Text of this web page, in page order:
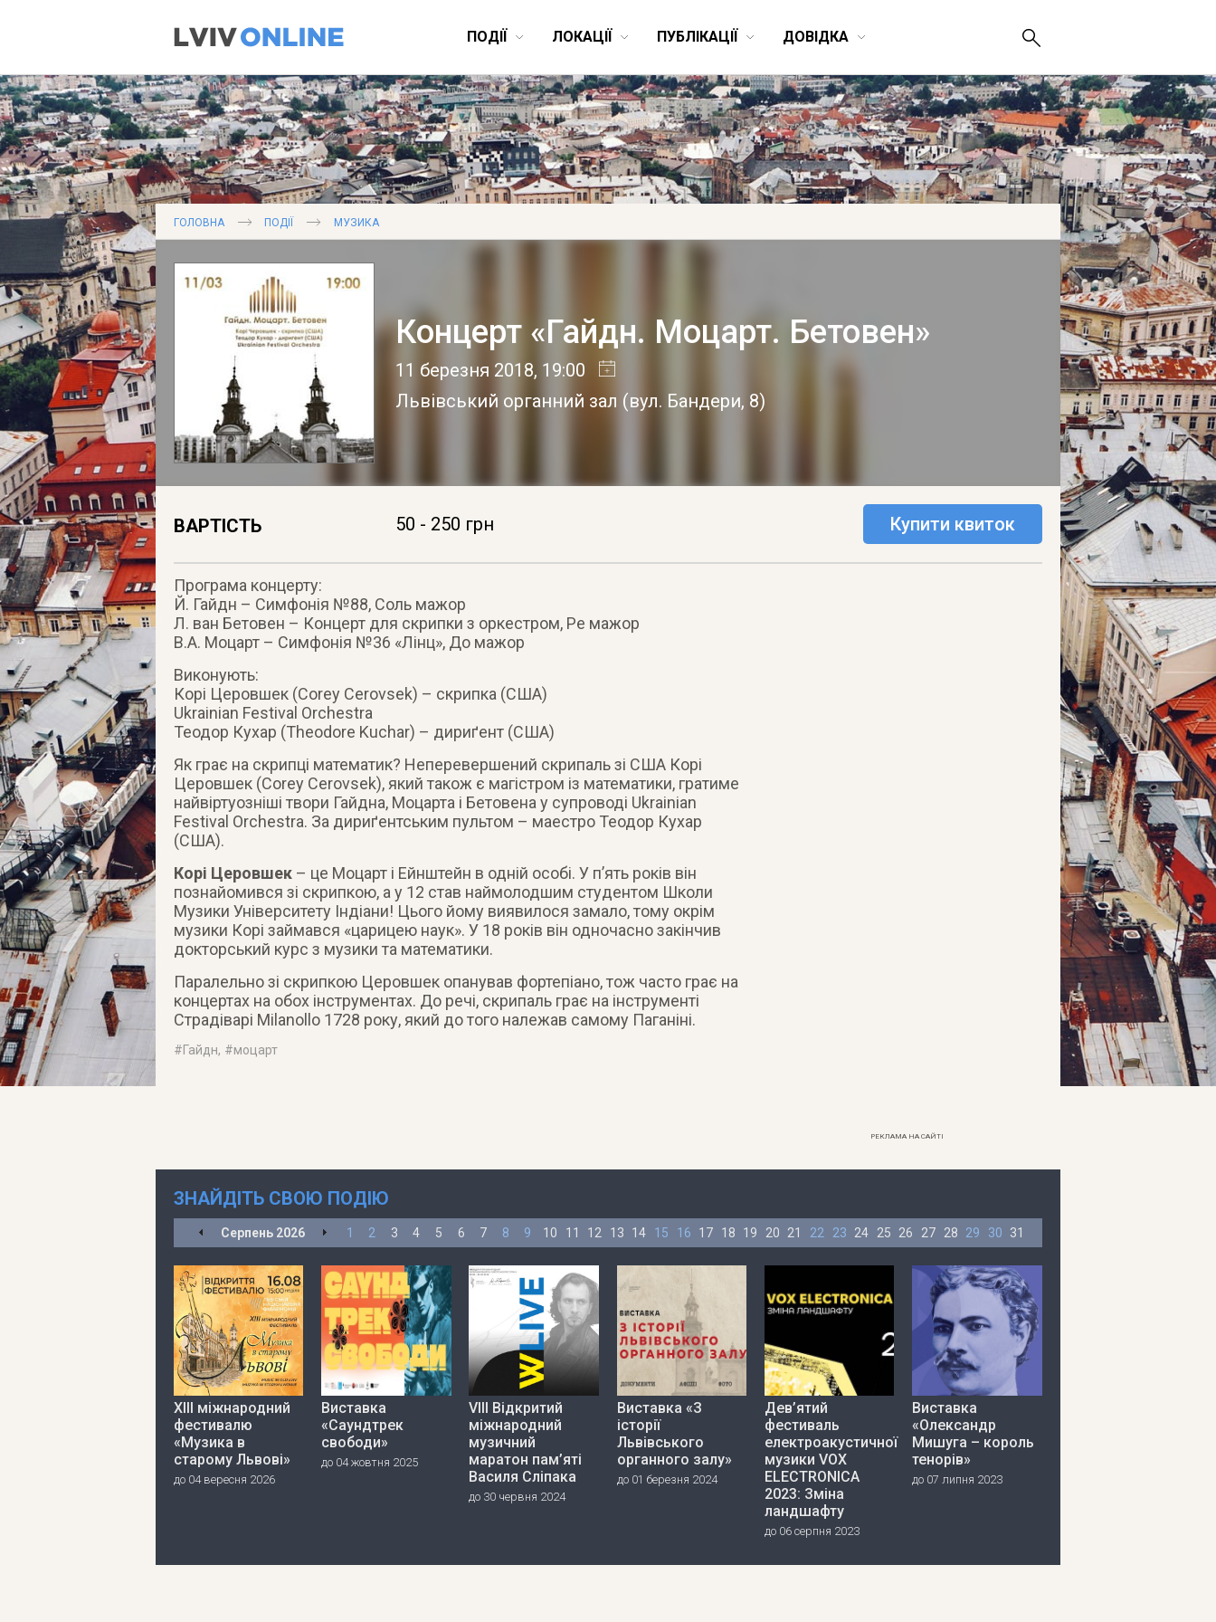
ПОДІЇ ЛОКАЦІЇ ПУБЛІКАЦІЇ ДОВІДКА
ГОЛОВНА ПОДІЇ МУЗИКА
Концерт «Гайдн. Моцарт. Бетовен»
11 березня 2018, 19:00
Львівський органний зал (вул. Бандери, 8)
ВАРТІСТЬ 50 - 250 грн Купити квиток
Програма концерту:
Й. Гайдн – Симфонія №88, Соль мажор
Л. ван Бетовен – Концерт для скрипки з оркестром, Ре мажор
В.А. Моцарт – Симфонія №36 «Лінц», До мажор
Виконують:
Корі Церовшек (Corey Cerovsek) – скрипка (США)
Ukrainian Festival Orchestra
Теодор Кухар (Theodore Kuchar) – дириґент (США)
Як грає на скрипці математик? Неперевершений скрипаль зі США Корі
Церовшек (Corey Cerovsek), який також є магістром із математики, гратиме
найвіртуозніші твори Гайдна, Моцарта і Бетовена у супроводі Ukrainian
Festival Orchestra. За дириґентським пультом – маестро Теодор Кухар
(США).
Корі Церовшек– це Моцарт і Ейнштейн в одній особі. У п’ять років він
познайомився зі скрипкою, а у 12 став наймолодшим студентом Школи
Музики Університету Індіани! Цього йому виявилося замало, тому окрім
музики Корі займався «царицею наук». У 18 років він одночасно закінчив
докторський курс з музики та математики.
Паралельно зі скрипкою Церовшек опанував фортепіано, тож часто грає на
концертах на обох інструментах. До речі, скрипаль грає на інструменті
Страдіварі Milanollo 1728 року, який до того належав самому Паганіні.
#Гайдн, #моцарт
РЕКЛАМА НА САЙТІ
ЗНАЙДІТЬ СВОЮ ПОДІЮ
Серпень 2026 1 2 3 4 5 6 7 8 9 10 11 12 13 14 15 16 17 18 19 20 21 22 23 24 25 26 27 28 29 30 31
ХІІІ міжнародний
фестивалю
«Музика в
старому Львові»
до 04 вересня 2026
Виставка
«Саундтрек
свободи»
до 04 жовтня 2025
VIII Відкритий
міжнародний
музичний
маратон пам’яті
Василя Сліпака
до 30 червня 2024
Виставка «З
історії
Львівського
органного залу»
до 01 березня 2024
Дев’ятий
фестиваль
електроакустичної
музики VOX
ELECTRONICA
2023: Зміна
ландшафту
до 06 серпня 2023
Виставка
«Олександр
Мишуга – король
тенорів»
до 07 липня 2023